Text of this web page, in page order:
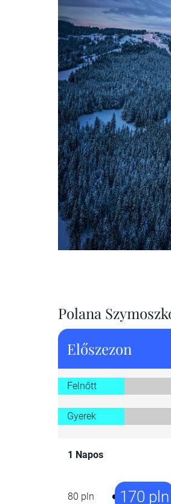
Polana
Előszezon
Felnőtt
Gyerek
1 Napos
80 pln 170 pln